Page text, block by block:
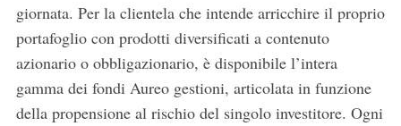
giornata. Per la clientela che intende arricchire il proprio
portafoglio con prodotti diversificati a contenuto
azionario o obbligazionario, è disponibile l’intera
gamma dei fondi Aureo gestioni, articolata in funzione
della propensione al rischio del singolo investitore. Ogni